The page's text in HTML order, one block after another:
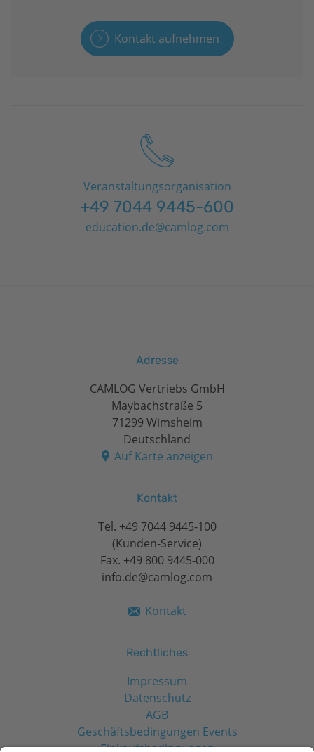
Kontakt aufnehmen
Veranstaltungsorganisation
+49 7044 9445-600
education.de@camlog.com
Adresse
CAMLOG Vertriebs GmbH
Maybachstraße 5
71299 Wimsheim
Deutschland
Auf Karte anzeigen
Kontakt
Tel. +49 7044 9445-100
(Kunden-Service)
Fax. +49 800 9445-000
info.de@camlog.com
Kontakt
Rechtliches
Impressum
Datenschutz
AGB
Geschäftsbedingungen Events
Einkaufsbedingungen